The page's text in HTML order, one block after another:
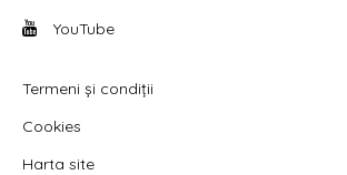
YouTube
Termeni și condiții
Cookies
Harta site